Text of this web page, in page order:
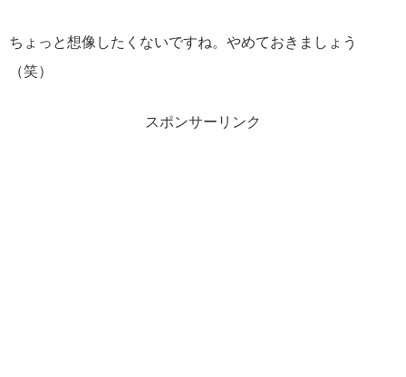
ちょっと想像したくないですね。やめておきましょう
（笑）
スポンサーリンク